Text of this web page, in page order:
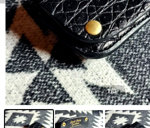
1/3